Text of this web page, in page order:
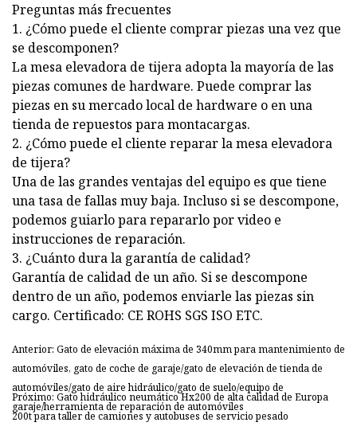
Preguntas más frecuentes
1. ¿Cómo puede el cliente comprar piezas una vez que
se descomponen?
La mesa elevadora de tijera adopta la mayoría de las
piezas comunes de hardware. Puede comprar las
piezas en su mercado local de hardware o en una
tienda de repuestos para montacargas.
2. ¿Cómo puede el cliente reparar la mesa elevadora
de tijera?
Una de las grandes ventajas del equipo es que tiene
una tasa de fallas muy baja. Incluso si se descompone,
podemos guiarlo para repararlo por video e
instrucciones de reparación.
3. ¿Cuánto dura la garantía de calidad?
Garantía de calidad de un año. Si se descompone
dentro de un año, podemos enviarle las piezas sin
cargo. Certificado: CE ROHS SGS ISO ETC.
Anterior: Gato de elevación máxima de 340mm para mantenimiento de
automóviles, gato de coche de garaje/gato de elevación de tienda de
automóviles/gato de aire hidráulico/gato de suelo/equipo de
garaje/herramienta de reparación de automóviles
Próximo: Gato hidráulico neumático Hx200 de alta calidad de Europa
200t para taller de camiones y autobuses de servicio pesado